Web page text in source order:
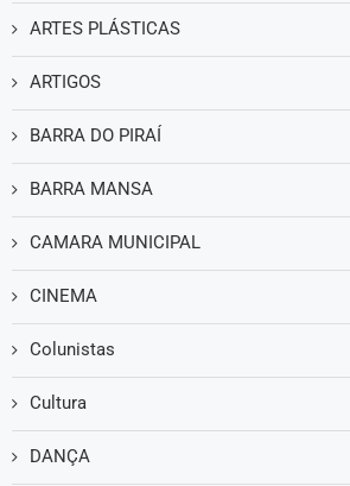
ARTES PLÁSTICAS
ARTIGOS
BARRA DO PIRAÍ
BARRA MANSA
CAMARA MUNICIPAL
CINEMA
Colunistas
Cultura
DANÇA